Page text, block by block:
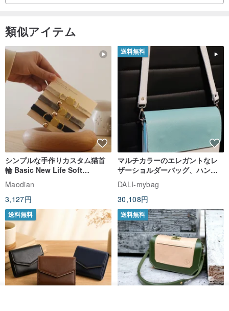
類似アイテム
シンプルな手作りカスタム猫首
輪 Basic New Life Soft
Organic Cat Collar | Simple
Soft Cat Collar
Maodian
3,127円
送料無料
マルチカラーのエレガントなレ
ザーショルダーバッグ、ハンド
メイド
DALI-mybag
30,108円
送料無料 送料無料